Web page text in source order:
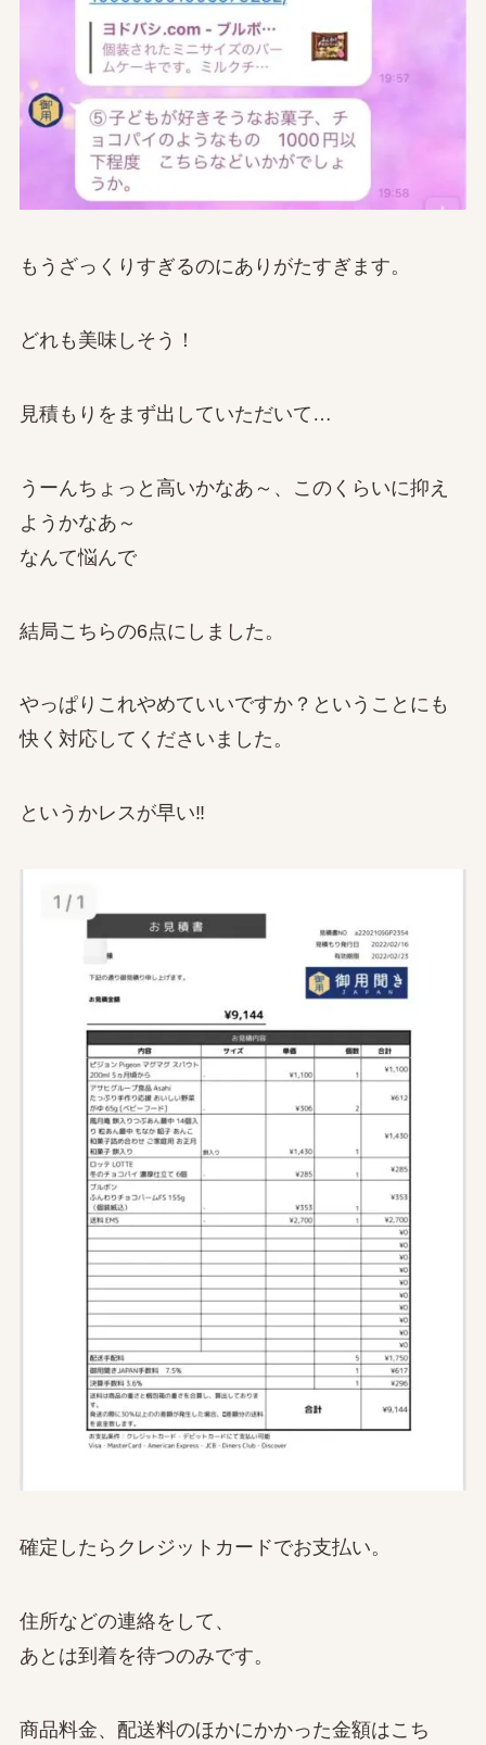
もうざっくりすぎるのにありがたすぎます。
どれも美味しそう！
見積もりをまず出していただいて…
うーんちょっと高いかなあ～、このくらいに抑え
ようかなあ～
なんて悩んで
結局こちらの6点にしました。
やっぱりこれやめていいですか？ということにも
快く対応してくださいました。
というかレスが早い‼
確定したらクレジットカードでお支払い。
住所などの連絡をして、
あとは到着を待つのみです。
商品料金、配送料のほかにかかった金額はこち